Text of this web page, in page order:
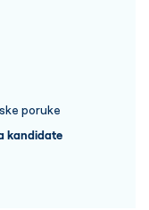
poruke
kandidate